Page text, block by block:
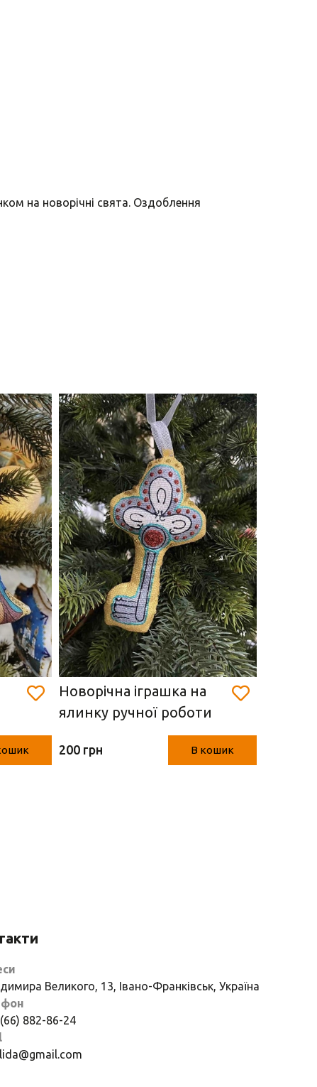
на новорічні свята. Оздоблення
Новорічна іграшка на
ялинку ручної роботи
200 грн В кошик
Великого, 13, Івано-Франківськ, Україна
882-86-24